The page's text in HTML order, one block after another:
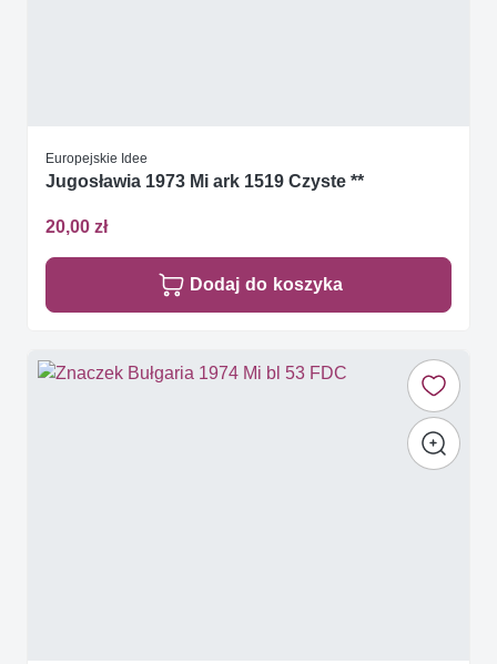
Europejskie Idee
Jugosławia 1973 Mi ark 1519 Czyste **
20,00 zł
Dodaj do koszyka